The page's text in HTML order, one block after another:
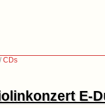
/CDs
E-